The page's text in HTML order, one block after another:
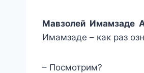
Мавзолей Имамзаде
Имамзаде – как раз
– Посмотрим?